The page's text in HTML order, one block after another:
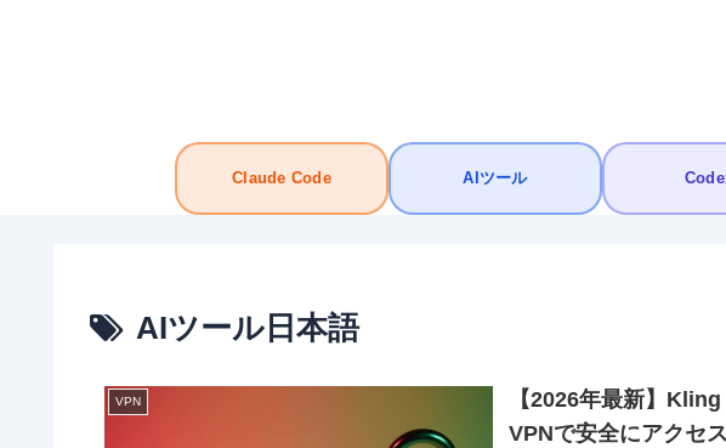
Claude Code AIツール
AIツール日本語
VPN
【2026年最新】
VPNで安全にアクセ